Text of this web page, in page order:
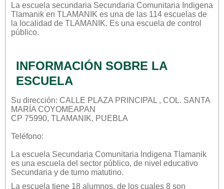
La escuela secundaria Secundaria Comunitaria Indigena
Tlamanik en TLAMANIK es una de las 114 escuelas de
la localidad de TLAMANIK. Es una escuela de control
público.
INFORMACIÓN SOBRE LA
ESCUELA
Su dirección: CALLE PLAZA PRINCIPAL , COL. SANTA
MARÍA COYOMEAPAN
CP 75990, TLAMANIK, PUEBLA
Teléfono:
La escuela Secundaria Comunitaria Indigena Tlamanik
es una escuela del sector público, de nivel educativo
Secundaria y de turno matutino.
La escuela tiene 18 alumnos, de los cuales 8 son